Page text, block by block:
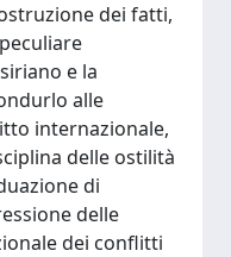
dei fatti,
e la
alle
internazionale,
delle ostilità
di
delle
dei conflitti